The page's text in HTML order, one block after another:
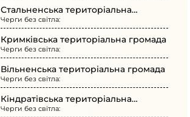
Стальненська територіальна
громада
Черги без світла:
Кримківська територіальна громада
Черги без світла:
Вільненська територіальна громада
Черги без світла:
Кіндратівська територіальна
громада
Черги без світла: